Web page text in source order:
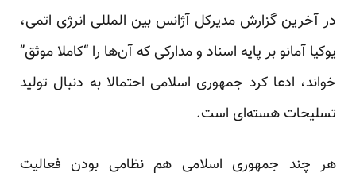
در آخرین گزارش مدیرکل آژانس بین المللی انرژی اتمی،
یوکیا آمانو بر پایه اسناد و مدارکی که آن‌ها را “کاملا موثق”
خواند، ادعا کرد جمهوری اسلامی احتمالا به دنبال تولید
تسلیحات هسته‌ای است.
هر چند جمهوری اسلامی هم نظامی بودن فعالیت